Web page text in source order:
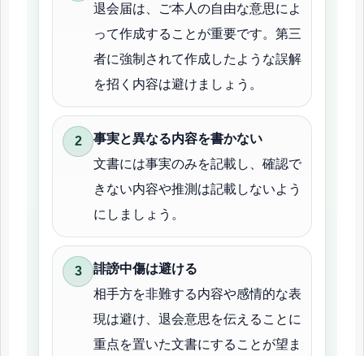
退会届は、ご本人の自由な意思によ
って作成することが重要です。第三
者に強制されて作成したような誤解
を招く内容は避けましょう。
事実と異なる内容を書かない
文書には事実のみを記載し、確認で
きない内容や推測は記載しないよう
にしましょう。
誹謗中傷は避ける
相手方を非難する内容や感情的な表
現は避け、退会意思を伝えることに
重点を置いた文書にすることが望ま